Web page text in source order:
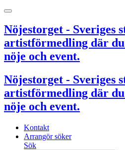
Nöjestorget - Sveriges
artistförmedling där
nöje och event.
Nöjestorget - Sveriges
artistförmedling där
nöje och event.
Kontakt
Arrangör söker
Sök